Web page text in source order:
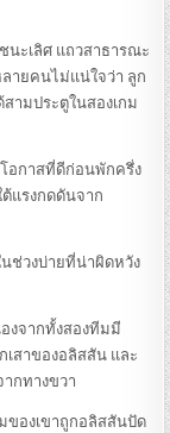
นะเลิศ แถวสาธารณะ
ลายคนไม่แน่ใจว่า ลูก
ามประตูในสองเกม
โอกาสที่ดีก่อนพักครึ่ง
ต้แรงกดดันจาก
ช่วงบ่ายที่น่าผิดหวัง
งจากทั้งสองทีมมี
เสาของอลิสสัน และ
กทางขวา
ของเขาถูกอลิสสันปัด